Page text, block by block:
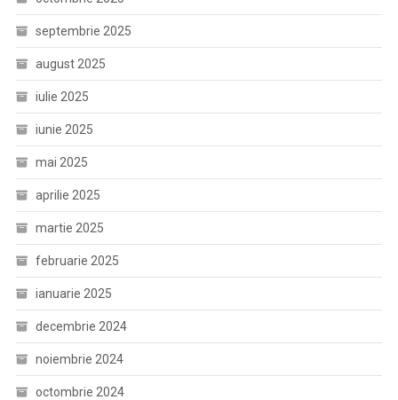
septembrie 2025
august 2025
iulie 2025
iunie 2025
mai 2025
aprilie 2025
martie 2025
februarie 2025
ianuarie 2025
decembrie 2024
noiembrie 2024
octombrie 2024